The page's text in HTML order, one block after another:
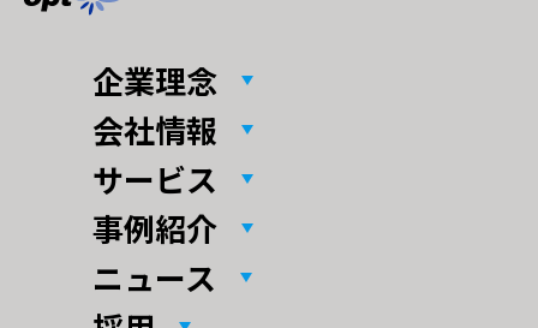
企業理念
会社情報
サービス
事例紹介
ニュース